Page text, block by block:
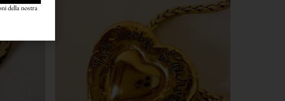
della nostra